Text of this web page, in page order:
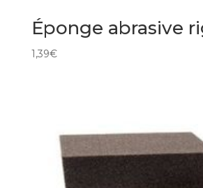
Éponge abrasive
1,39€